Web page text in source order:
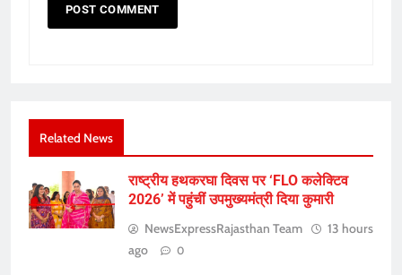
Related News
राष्ट्रीय हथकरघा दिवस पर ‘FLO कलेक्टिव
2026’ में पहुंचीं उपमुख्यमंत्री दिया कुमारी
NewsExpressRajasthan Team
13 hours
ago
0